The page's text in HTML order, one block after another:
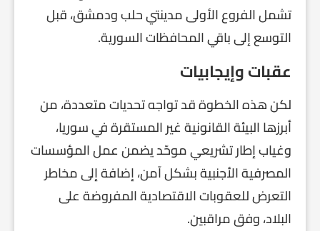
تشمل الفروع الأولى مدينتي حلب ودمشق، قبل
التوسع إلى باقي المحافظات السورية.
عقبات وإيجابيات
لكن هذه الخطوة قد تواجه تحديات متعددة، من
أبرزها البيئة القانونية غير المستقرة في سوريا،
وغياب إطار تشريعي موحّد يضمن عمل المؤسسات
المصرفية الأجنبية بشكل آمن، إضافة إلى مخاطر
التعرض للعقوبات الاقتصادية المفروضة على
البلاد، وفق مراقبين.